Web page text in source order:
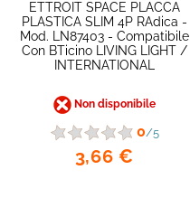
ETTROIT SPACE PLACCA
PLASTICA SLIM 4P RAdica -
Mod. LN87403 - Compatibile
Con BTicino LIVING LIGHT /
INTERNATIONAL
Non disponibile
0/5
3,66 €